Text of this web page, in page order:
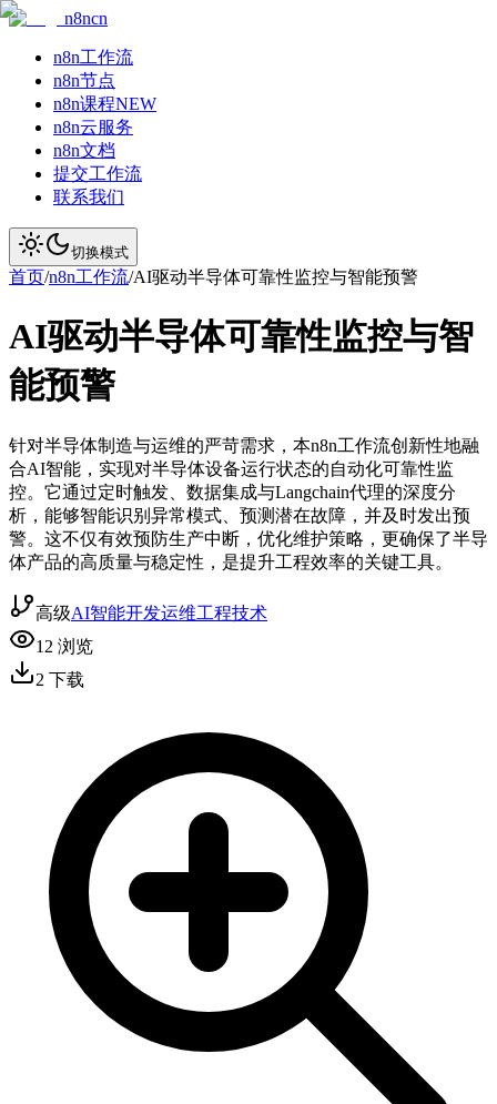
n8ncn
n8n工作流
n8n节点
n8n课程NEW
n8n云服务
n8n文档
提交工作流
联系我们
切换模式
首页/n8n工作流/AI驱动半导体可靠性监控与智能预警
AI驱动半导体可靠性监控与智
能预警
针对半导体制造与运维的严苛需求，本n8n工作流创新性地融
合AI智能，实现对半导体设备运行状态的自动化可靠性监
控。它通过定时触发、数据集成与Langchain代理的深度分
析，能够智能识别异常模式、预测潜在故障，并及时发出预
警。这不仅有效预防生产中断，优化维护策略，更确保了半导
体产品的高质量与稳定性，是提升工程效率的关键工具。
高级AI智能开发运维工程技术
12 浏览
2 下载